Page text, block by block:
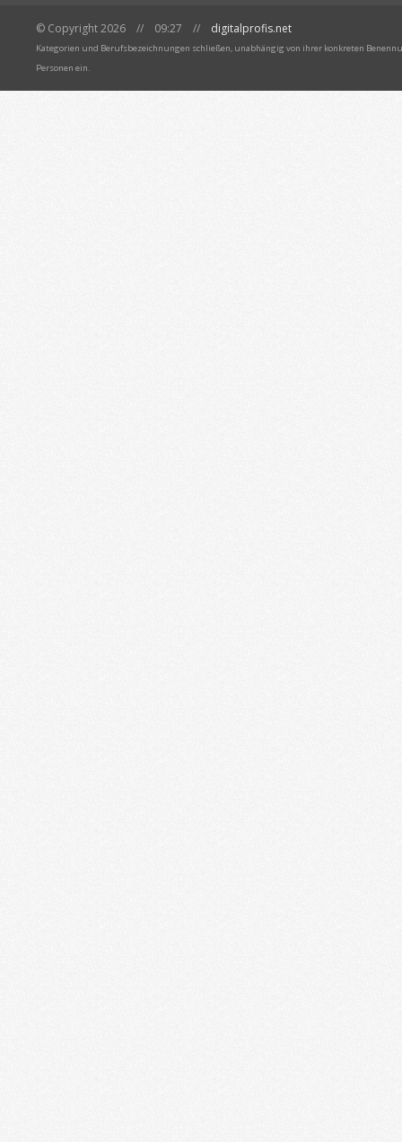
© Copyright 2026 // 09:27 // digitalprofis.net
Kategorien und Berufsbezeichnungen schließen, unabhängig von ihrer konkreten
Personen ein.